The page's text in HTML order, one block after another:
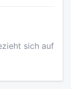
sich auf